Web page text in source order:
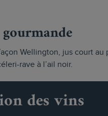
Wellington, jus court au
rave à l’ail noir.
des vins